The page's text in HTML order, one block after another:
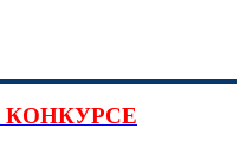
КОНКУРСЕ